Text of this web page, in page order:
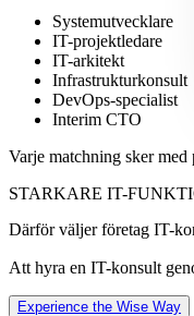
Systemutvecklare
IT-projektledare
IT-arkitekt
Infrastrukturkonsult
DevOps-specialist
Interim CTO
Varje matchning sker
STARKARE IT-
Därför väljer företag IT-
Att hyra en IT-konsult
Experience the Wise Way